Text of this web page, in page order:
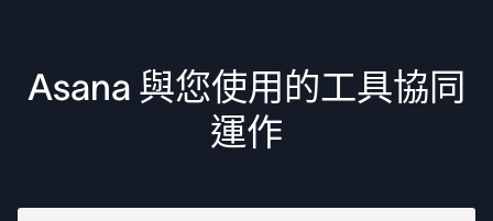
Asana 與您使用的工具協同
運作